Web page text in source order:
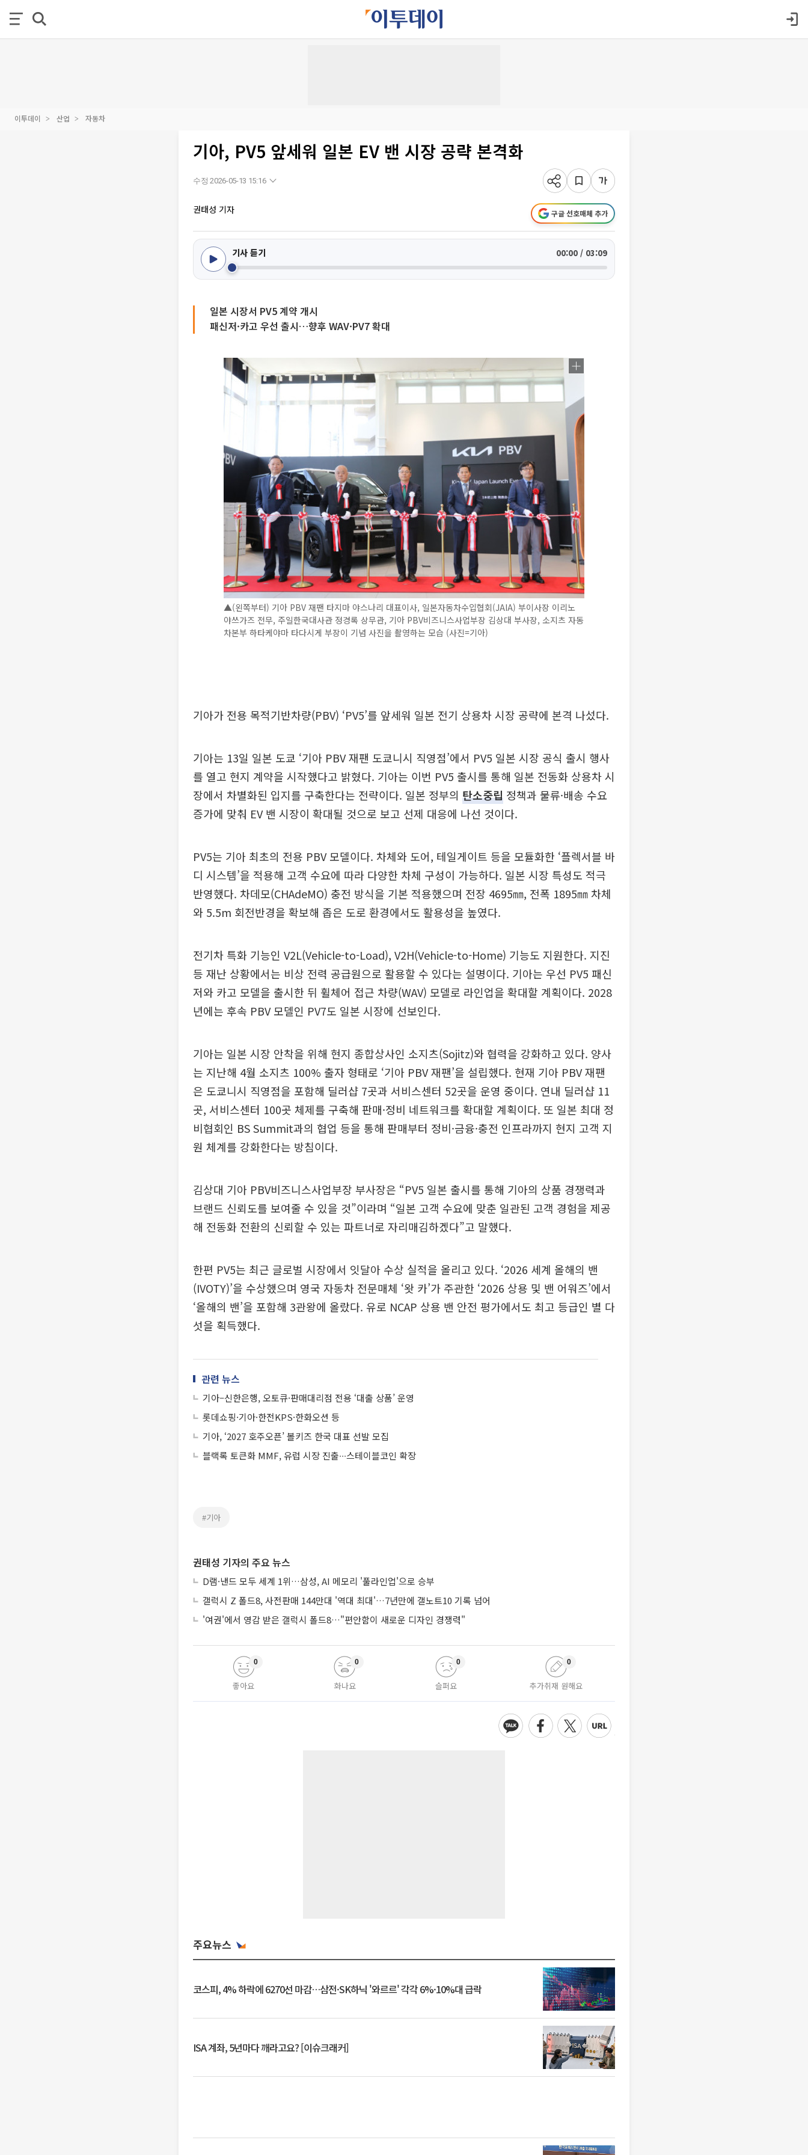
이투데이 산업 자동차
기아, PV5 앞세워 일본 EV 밴 시장 공략 본격화
수정 2026-05-13 15:16
권태성 기자 구글 선호매체 추가
기사 듣기 00:00 / 03:09
일본 시장서 PV5 계약 개시
패신저·카고 우선 출시…향후 WAV·PV7 확대
▲(왼쪽부터) 기아 PBV 재팬 타지마 야스나리 대표이사, 일본자동차수입협회(JAIA) 부이사장 이리노
야쓰가즈 전무, 주일한국대사관 정경록 상무관, 기아 PBV비즈니스사업부장 김상대 부사장, 소지츠 자동
차본부 하타케야마 타다시게 부장이 기념 사진을 촬영하는 모습 (사진=기아)
기아가 전용 목적기반차량(PBV) ‘PV5’를 앞세워 일본 전기 상용차 시장 공략에 본격 나섰다.
기아는 13일 일본 도쿄 ‘기아 PBV 재팬 도쿄니시 직영점’에서 PV5 일본 시장 공식 출시 행사
를 열고 현지 계약을 시작했다고 밝혔다. 기아는 이번 PV5 출시를 통해 일본 전동화 상용차 시
장에서 차별화된 입지를 구축한다는 전략이다. 일본 정부의 탄소중립 정책과 물류·배송 수요
증가에 맞춰 EV 밴 시장이 확대될 것으로 보고 선제 대응에 나선 것이다.
PV5는 기아 최초의 전용 PBV 모델이다. 차체와 도어, 테일게이트 등을 모듈화한 ‘플렉서블 바
디 시스템’을 적용해 고객 수요에 따라 다양한 차체 구성이 가능하다. 일본 시장 특성도 적극
반영했다. 차데모(CHAdeMO) 충전 방식을 기본 적용했으며 전장 4695㎜, 전폭 1895㎜ 차체
와 5.5m 회전반경을 확보해 좁은 도로 환경에서도 활용성을 높였다.
전기차 특화 기능인 V2L(Vehicle-to-Load), V2H(Vehicle-to-Home) 기능도 지원한다. 지진
등 재난 상황에서는 비상 전력 공급원으로 활용할 수 있다는 설명이다. 기아는 우선 PV5 패신
저와 카고 모델을 출시한 뒤 휠체어 접근 차량(WAV) 모델로 라인업을 확대할 계획이다. 2028
년에는 후속 PBV 모델인 PV7도 일본 시장에 선보인다.
기아는 일본 시장 안착을 위해 현지 종합상사인 소지츠(Sojitz)와 협력을 강화하고 있다. 양사
는 지난해 4월 소지츠 100% 출자 형태로 ‘기아 PBV 재팬’을 설립했다. 현재 기아 PBV 재팬
은 도쿄니시 직영점을 포함해 딜러샵 7곳과 서비스센터 52곳을 운영 중이다. 연내 딜러샵 11
곳, 서비스센터 100곳 체제를 구축해 판매·정비 네트워크를 확대할 계획이다. 또 일본 최대 정
비협회인 BS Summit과의 협업 등을 통해 판매부터 정비·금융·충전 인프라까지 현지 고객 지
원 체계를 강화한다는 방침이다.
김상대 기아 PBV비즈니스사업부장 부사장은 “PV5 일본 출시를 통해 기아의 상품 경쟁력과
브랜드 신뢰도를 보여줄 수 있을 것”이라며 “일본 고객 수요에 맞춘 일관된 고객 경험을 제공
해 전동화 전환의 신뢰할 수 있는 파트너로 자리매김하겠다”고 말했다.
한편 PV5는 최근 글로벌 시장에서 잇달아 수상 실적을 올리고 있다. ‘2026 세계 올해의 밴
(IVOTY)’을 수상했으며 영국 자동차 전문매체 ‘왓 카’가 주관한 ‘2026 상용 및 밴 어워즈’에서
‘올해의 밴’을 포함해 3관왕에 올랐다. 유로 NCAP 상용 밴 안전 평가에서도 최고 등급인 별 다
섯을 획득했다.
관련 뉴스
기아–신한은행, 오토큐·판매대리점 전용 ‘대출 상품’ 운영
롯데쇼핑·기아·한전KPS·한화오션 등
기아, ‘2027 호주오픈’ 볼키즈 한국 대표 선발 모집
블랙록 토큰화 MMF, 유럽 시장 진출∙∙∙스테이블코인 확장
#기아
권태성 기자의 주요 뉴스
D램·낸드 모두 세계 1위…삼성, AI 메모리 '풀라인업'으로 승부
갤럭시 Z 폴드8, 사전판매 144만대 '역대 최대'…7년만에 갤노트10 기록 넘어
'여권'에서 영감 받은 갤럭시 폴드8…"편안함이 새로운 디자인 경쟁력"
좋아요
0
화나요
0
슬퍼요
0
추가취재 원해요
0
주요뉴스
코스피, 4% 하락에 6270선 마감…삼전·SK하닉 '와르르' 각각 6%·10%대 급락
ISA 계좌, 5년마다 깨라고요? [이슈크래커]